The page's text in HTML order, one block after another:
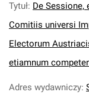
Tytuł: De Sessione,
Comitiis universi
Electorum
etiamnum
Adres wydawniczy: